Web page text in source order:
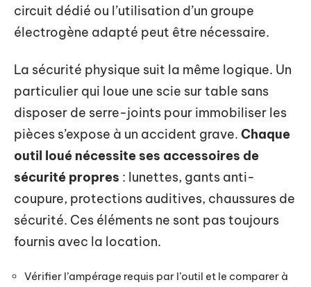
circuit dédié ou l’utilisation d’un groupe
électrogène adapté peut être nécessaire.
La sécurité physique suit la même logique. Un
particulier qui loue une scie sur table sans
disposer de serre-joints pour immobiliser les
pièces s’expose à un accident grave. Chaque
outil loué nécessite ses accessoires de
sécurité propres : lunettes, gants anti-
coupure, protections auditives, chaussures de
sécurité. Ces éléments ne sont pas toujours
fournis avec la location.
Vérifier l’ampérage requis par l’outil et le comparer à